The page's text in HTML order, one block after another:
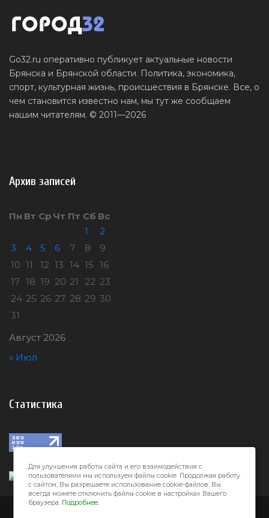
Go32.ru оперативно публикует актуальные новости
Брянска и Брянской области. Политика, экономика,
спорт, культурная жизнь, происшествия в Брянске. Все, о
чем становится известно нам, мы тут же сообщаем
нашим читателям. © 2011—2026
Архив записей
Август 2026
Пн Вт Ср Чт Пт Сб Вс
1
2
3
4 5 6 7 8
9
10 11 12 13 14 15 16
17 18 19 20 21 22 23
24 25 26 27 28 29 30
31
« Июл
Статистика
Для улучшения работы сайта и его взаимодействия с
пользователями мы используем файлы cookie. Продолжая работу
с сайтом, Вы разрешаете использование cookie-файлов. Вы
всегда можете отключить файлы cookie в настройках Вашего
браузера. Подробнее.